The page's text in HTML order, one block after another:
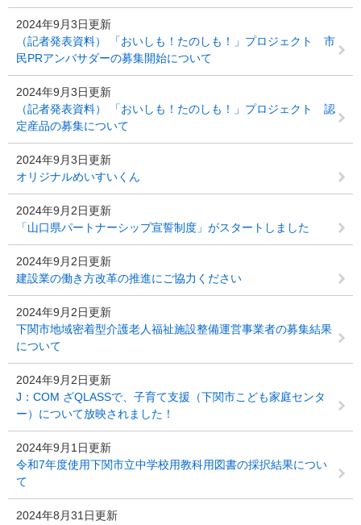
2024年9月3日更新
（記者発表資料） 「おいしも！たのしも！」プロジェクト 市
民PRアンバサダーの募集開始について
2024年9月3日更新
（記者発表資料） 「おいしも！たのしも！」プロジェクト 認
定産品の募集について
2024年9月3日更新
オリジナルめいすいくん
2024年9月2日更新
「山口県パートナーシップ宣誓制度」がスタートしました
2024年9月2日更新
建設業の働き方改革の推進にご協力ください
2024年9月2日更新
下関市地域密着型介護老人福祉施設整備運営事業者の募集結果
について
2024年9月2日更新
J：COM ざQLASSで、子育て支援（下関市こども家庭センタ
ー）について放映されました！
2024年9月1日更新
令和7年度使用下関市立中学校用教科用図書の採択結果につい
て
2024年8月31日更新